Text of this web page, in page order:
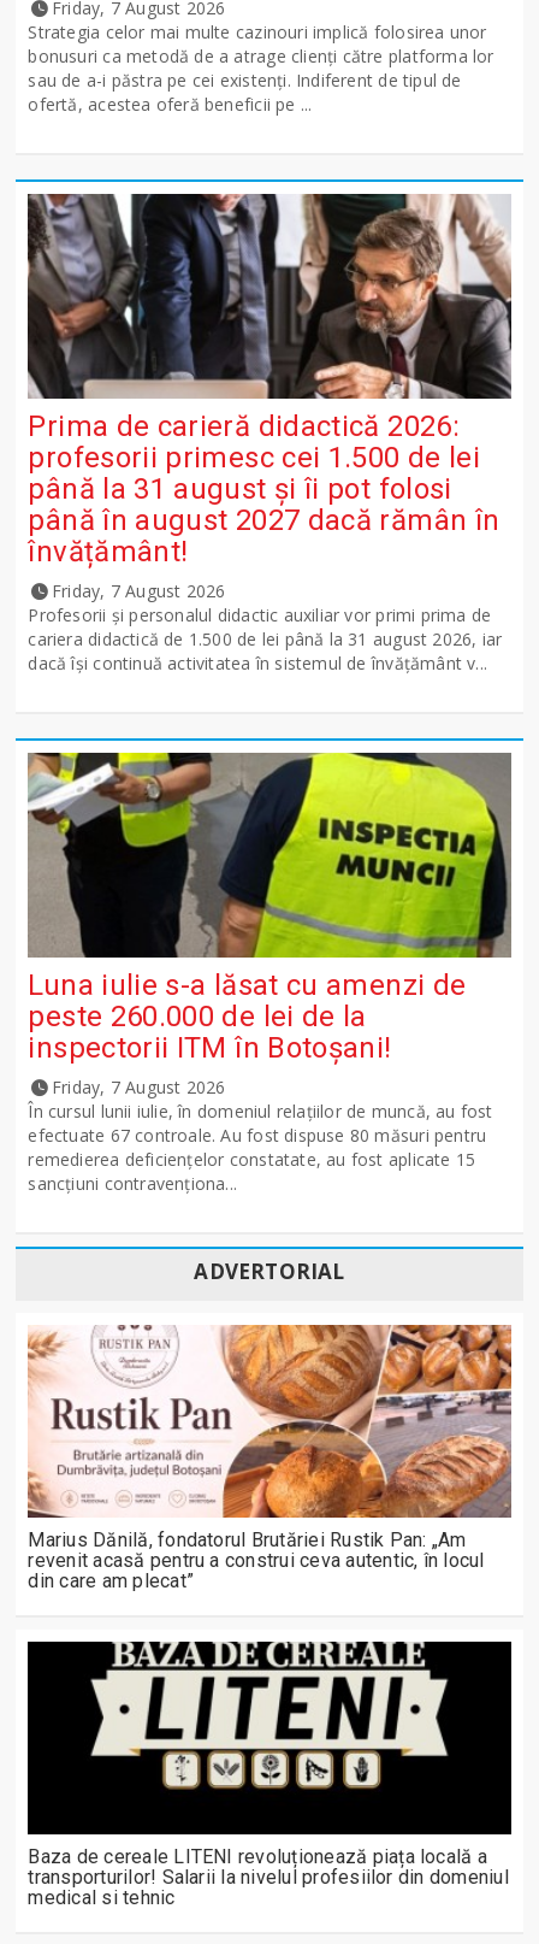
Friday, 7 August 2026
Strategia celor mai multe cazinouri implică folosirea unor
bonusuri ca metodă de a atrage clienți către platforma lor
sau de a-i păstra pe cei existenți. Indiferent de tipul de
ofertă, acestea oferă beneficii pe ...
Prima de carieră didactică 2026:
profesorii primesc cei 1.500 de lei
până la 31 august și îi pot folosi
până în august 2027 dacă rămân în
învățământ!
Friday, 7 August 2026
Profesorii și personalul didactic auxiliar vor primi prima de
cariera didactică de 1.500 de lei până la 31 august 2026, iar
dacă își continuă activitatea în sistemul de învățământ v...
Luna iulie s-a lăsat cu amenzi de
peste 260.000 de lei de la
inspectorii ITM în Botoșani!
Friday, 7 August 2026
În cursul lunii iulie, în domeniul relațiilor de muncă, au fost
efectuate 67 controale. Au fost dispuse 80 măsuri pentru
remedierea deficiențelor constatate, au fost aplicate 15
sancţiuni contravenționa...
ADVERTORIAL
Marius Dănilă, fondatorul Brutăriei Rustik Pan: „Am
revenit acasă pentru a construi ceva autentic, în locul
din care am plecat”
Baza de cereale LITENI revoluționează piața locală a
transporturilor! Salarii la nivelul profesiilor din domeniul
medical si tehnic